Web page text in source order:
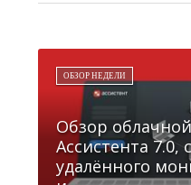
ОБЗОР НЕДЕЛИ
Обзор
Ассистента 7.0,
удалённого